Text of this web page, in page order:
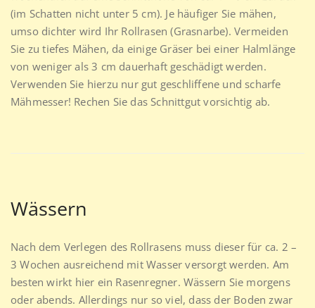
(im Schatten nicht unter 5 cm). Je häufiger Sie mähen,
umso dichter wird Ihr Rollrasen (Grasnarbe). Vermeiden
Sie zu tiefes Mähen, da einige Gräser bei einer Halmlänge
von weniger als 3 cm dauerhaft geschädigt werden.
Verwenden Sie hierzu nur gut geschliffene und scharfe
Mähmesser! Rechen Sie das Schnittgut vorsichtig ab.
Wässern
Nach dem Verlegen des Rollrasens muss dieser für ca. 2 –
3 Wochen ausreichend mit Wasser versorgt werden. Am
besten wirkt hier ein Rasenregner. Wässern Sie morgens
oder abends. Allerdings nur so viel, dass der Boden zwar